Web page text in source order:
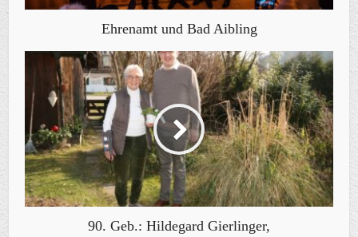
Ehrenamt und Bad Aibling
90. Geb.: Hildegard Gierlinger,